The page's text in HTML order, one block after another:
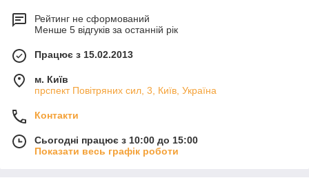
Рейтинг не сформований
Менше 5 відгуків за останній рік
Працює з 15.02.2013
м. Київ
прспект Повітряних сил, 3, Київ, Україна
Контакти
Сьогодні працює з 10:00 до 15:00
Показати весь графік роботи